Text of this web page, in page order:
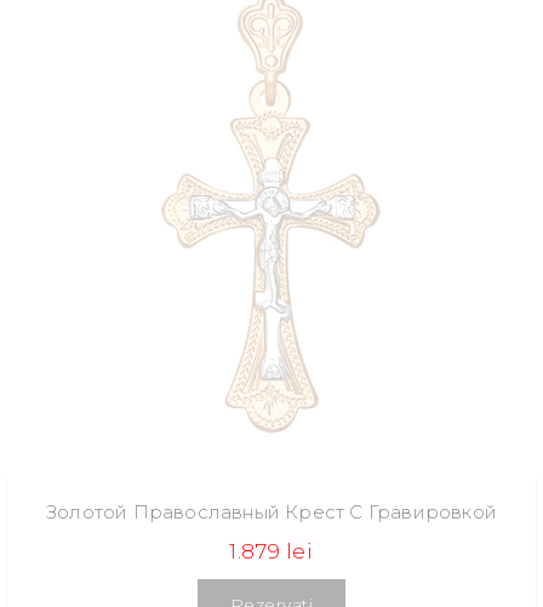
Золотой Православный Крест С Гравировкой
1.879 lei